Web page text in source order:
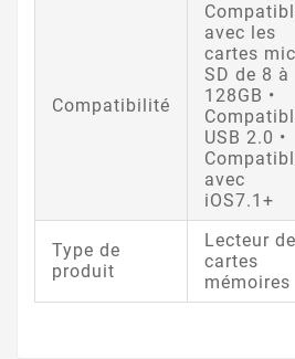
Compatibilité
avec les
cartes
SD de 8 à
128GB •
USB 2.0 •
avec
iOS7.1+
Type de
produit
Lecteur de
cartes
mémoires